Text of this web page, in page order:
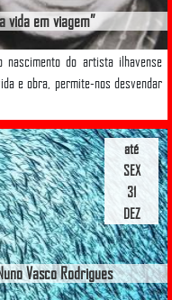
vida em viagem”
nascimento do artista ilhavense
e obra, permite-nos desvendar
Vasco Rodrigues
até
SEX
31
DEZ